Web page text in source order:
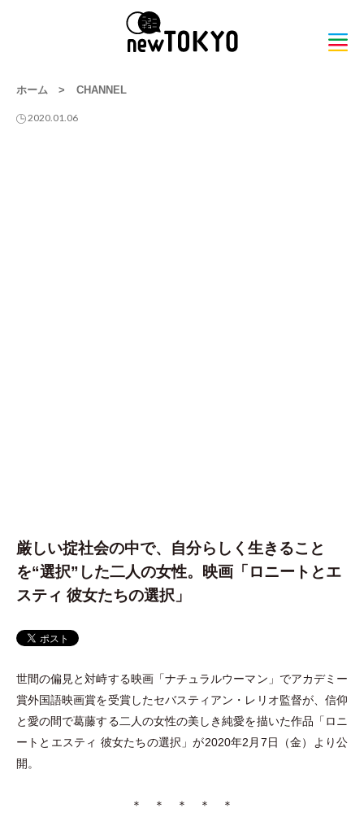
ホーム > CHANNEL
2020.01.06
厳しい掟社会の中で、自分らしく生きること
を“選択”した二人の女性。映画「ロニートとエ
スティ 彼女たちの選択」
世間の偏見と対峙する映画「ナチュラルウーマン 」 でアカデミー
賞外国語映画賞を受賞したセバスティアン ・ レリオ監督が、信仰
と愛の間で葛藤する二人の女性の美しき純愛を描いた作品 「 ロニ
ートとエスティ 彼女たちの選択 」が2020年2月7日 （金）
より公
開。
＊ ＊ ＊ ＊ ＊